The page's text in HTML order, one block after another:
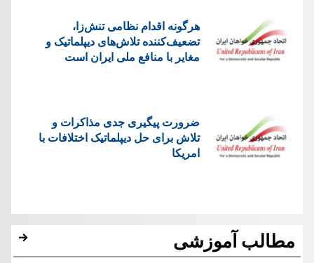
هرگونه اقدام نظامی تنش‌زا،
تضعیف‌کننده تلاش‌های دیپلماتیک و
مغایر با منافع ملی ایران است
ضرورت پیگیری جدی مذاکرات و
تلاش برای حل دیپلماتیک اختلافات با
امریکا
مطالب آموزشی